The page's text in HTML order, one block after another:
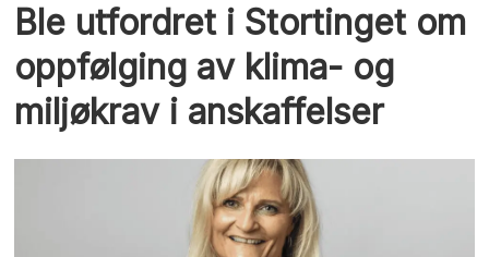
Ble utfordret i Stortinget om
oppfølging av klima- og
miljøkrav i anskaffelser